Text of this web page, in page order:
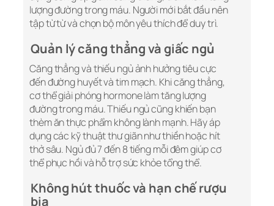
lượng đường trong máu. Người mới bắt đầu nên
tập từ từ và chọn bộ môn yêu thích để duy trì.
Quản lý căng thẳng và giấc ngủ
Căng thẳng và thiếu ngủ ảnh hưởng tiêu cực
đến đường huyết và tim mạch. Khi căng thẳng,
cơ thể giải phóng hormone làm tăng lượng
đường trong máu. Thiếu ngủ cũng khiến bạn
thèm ăn thực phẩm không lành mạnh. Hãy áp
dụng các kỹ thuậtthư giãnnhư thiền hoặc hít
thở sâu. Ngủ đủ 7 đến 8 tiếng mỗi đêm giúp cơ
thể phục hồi và hỗ trợ sức khỏe tổng thể.
Không hút thuốc và hạn chế rượu
bia